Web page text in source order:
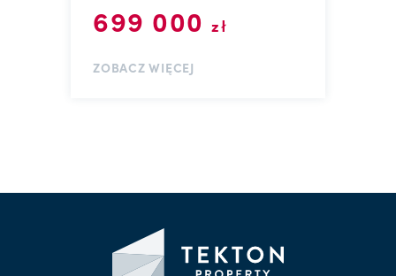
699 000 zł
ZOBACZ WIĘCEJ